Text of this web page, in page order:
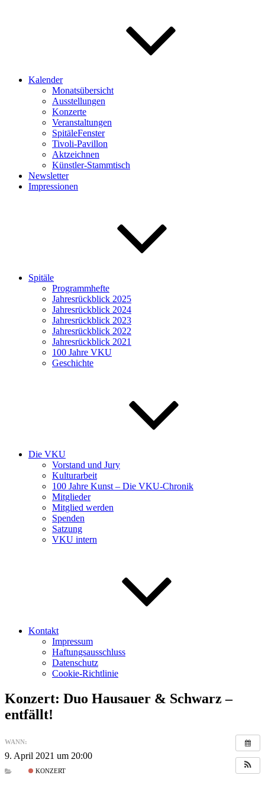
Kalender
Monatsübersicht
Ausstellungen
Konzerte
Veranstaltungen
SpitäleFenster
Tivoli-Pavillon
Aktzeichnen
Künstler-Stammtisch
Newsletter
Impressionen
Spitäle
Programmhefte
Jahresrückblick 2025
Jahresrückblick 2024
Jahresrückblick 2023
Jahresrückblick 2022
Jahresrückblick 2021
100 Jahre VKU
Geschichte
Die VKU
Vorstand und Jury
Kulturarbeit
100 Jahre Kunst – Die VKU-Chronik
Mitglieder
Mitglied werden
Spenden
Satzung
VKU intern
Kontakt
Impressum
Haftungsausschluss
Datenschutz
Cookie-Richtlinie
Konzert: Duo Hausauer & Schwarz –
entfällt!
WANN:
9. April 2021 um 20:00
KONZERT